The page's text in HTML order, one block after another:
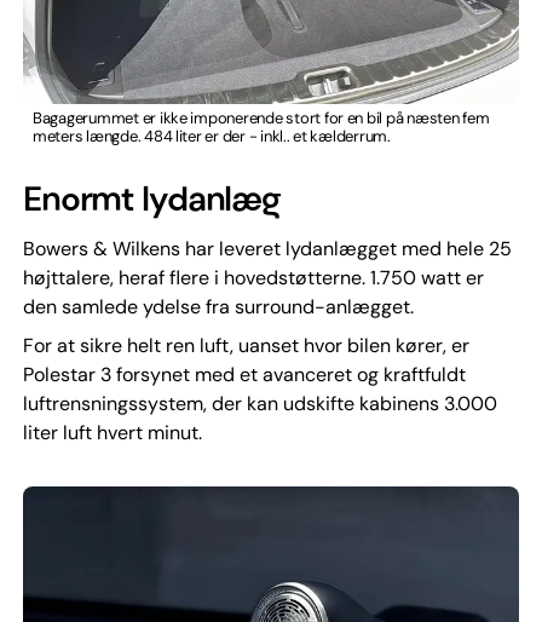
Bagagerummet er ikke imponerende stort for en bil på næsten fem
meters længde. 484 liter er der - inkl.. et kælderrum.
Enormt lydanlæg
Bowers & Wilkens har leveret lydanlægget med hele 25
højttalere, heraf flere i hovedstøtterne. 1.750 watt er
den samlede ydelse fra surround-anlægget.
For at sikre helt ren luft, uanset hvor bilen kører, er
Polestar 3 forsynet med et avanceret og kraftfuldt
luftrensningssystem, der kan udskifte kabinens 3.000
liter luft hvert minut.